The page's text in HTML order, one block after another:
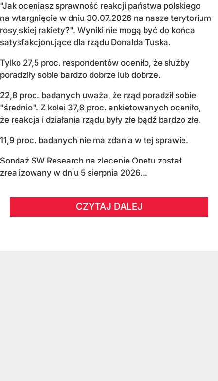
"Jak oceniasz sprawność reakcji państwa polskiego
na wtargnięcie w dniu 30.07.2026 na nasze terytorium
rosyjskiej rakiety?". Wyniki nie mogą być do końca
satysfakcjonujące dla rządu Donalda Tuska.
Tylko 27,5 proc. respondentów oceniło, że służby
poradziły sobie bardzo dobrze lub dobrze.
22,8 proc. badanych uważa, że rząd poradził sobie
"średnio". Z kolei 37,8 proc. ankietowanych oceniło,
że reakcja i działania rządu były złe bądź bardzo złe.
11,9 proc. badanych nie ma zdania w tej sprawie.
Sondaż SW Research na zlecenie Onetu został
zrealizowany w dniu 5 sierpnia 2026...
CZYTAJ DALEJ